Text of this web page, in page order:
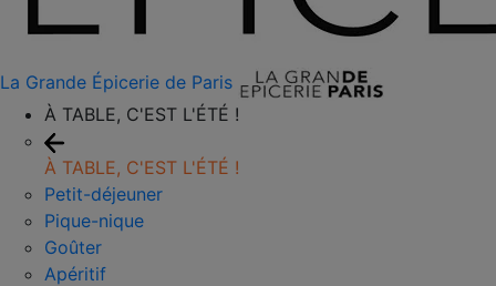
La Grande Épicerie de Paris
À TABLE, C'EST L'ÉTÉ !
À TABLE, C'EST L'ÉTÉ !
Petit-déjeuner
Pique-nique
Goûter
Apéritif